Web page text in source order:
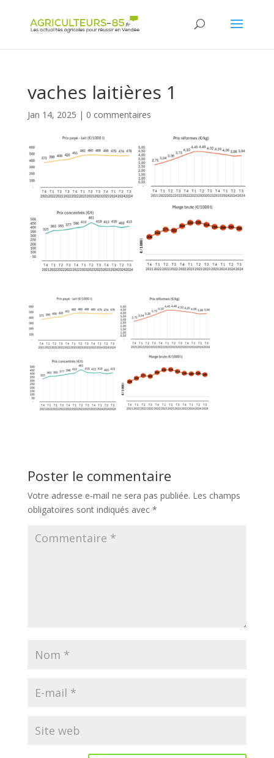
vaches laitières 1
Jan 14, 2025 | 0 commentaires
Poster le commentaire
Votre adresse e-mail ne sera pas publiée. Les champs
obligatoires sont indiqués avec *